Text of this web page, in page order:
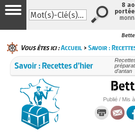
Vous êtes ici :Accueil >Savoir :
Savoir : Recettes d’hier
d’antan
Publié / Mis
8